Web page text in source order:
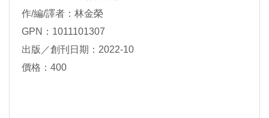
作/編/譯者：林金榮
GPN：1011101307
出版／創刊日期：2022-10
價格：400